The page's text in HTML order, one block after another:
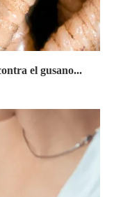
el gusano...